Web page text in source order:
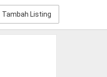
Tambah Listing